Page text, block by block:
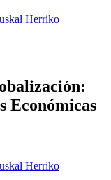
Herriko
Económicas
Herriko